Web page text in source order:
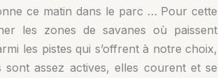
ce matin dans le parc … Pour cette
les zones de savanes où paissent
les pistes qui s’offrent à notre choix,
assez actives, elles courent et se